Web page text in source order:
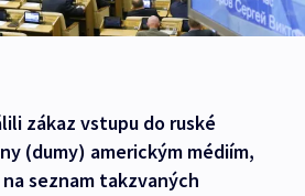
zákaz vstupu do ruské
(dumy) americkým médiím,
seznam takzvaných